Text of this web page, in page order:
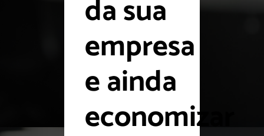
da sua
empresa
e ainda
economizar